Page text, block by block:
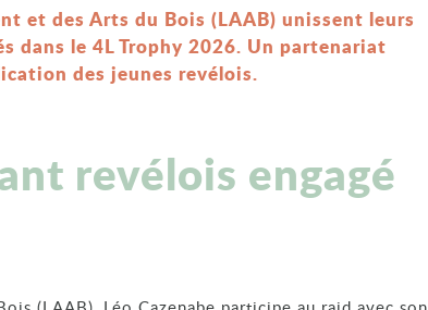
et des Arts du Bois (LAAB) unissent leurs
dans le 4L Trophy 2026. Un partenariat
des jeunes revélois.
revélois engagé